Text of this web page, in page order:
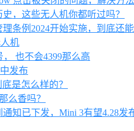
，这些无人机你都听过吗？
条例2024开始实施，到底还
机
也不会4399那么高
发布
是怎么样的？
么香吗？
知已下发，Mini 3有望4.28发